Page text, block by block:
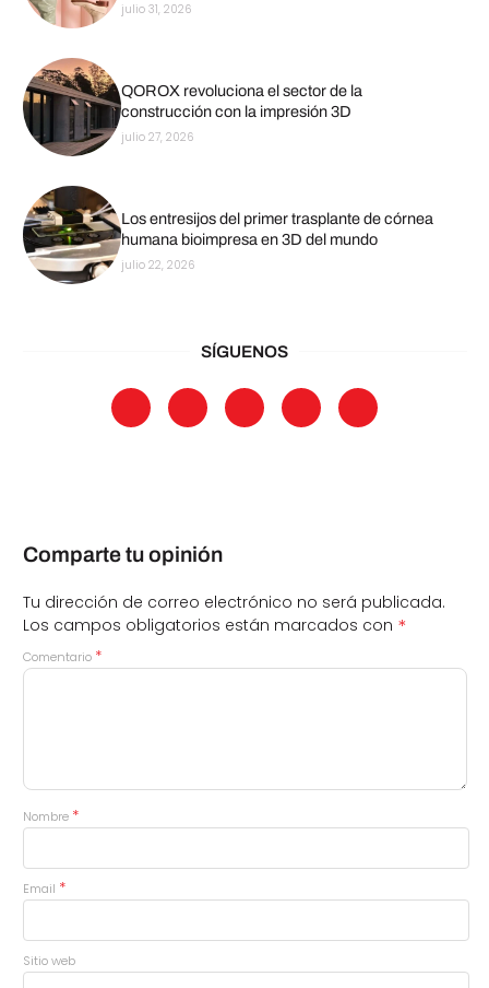
julio 31, 2026
QOROX revoluciona el sector de la
construcción con la impresión 3D
julio 27, 2026
Los entresijos del primer trasplante de córnea
humana bioimpresa en 3D del mundo
julio 22, 2026
SÍGUENOS
Comparte tu opinión
Tu dirección de correo electrónico no será publicada.
Los campos obligatorios están marcados con *
Comentario *
Nombre *
Email *
Sitio web